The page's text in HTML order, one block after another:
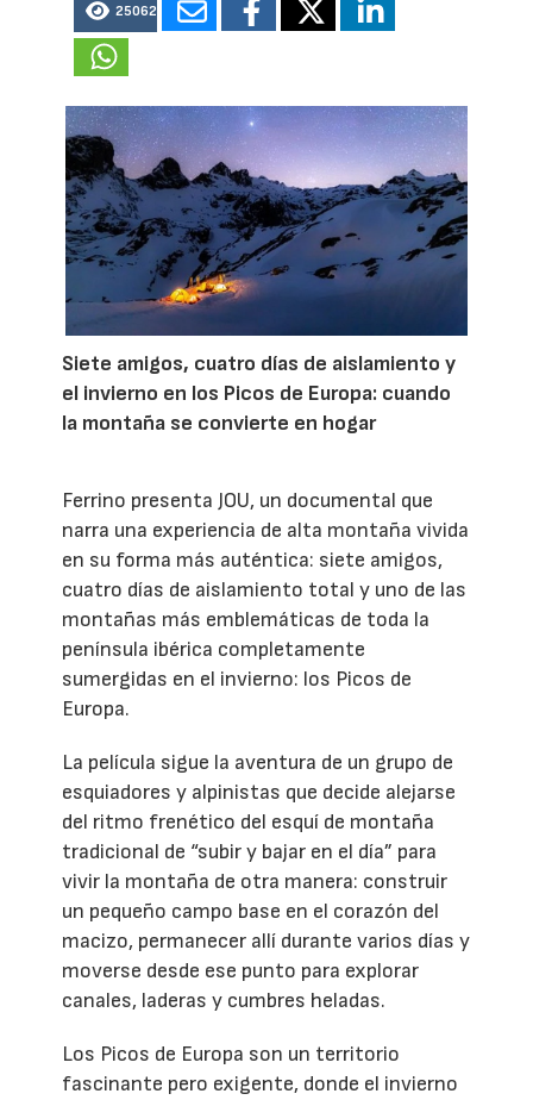
25062
Siete amigos, cuatro días de aislamiento y
el invierno en los Picos de Europa: cuando
la montaña se convierte en hogar
Ferrino presenta JOU, un documental que
narra una experiencia de alta montaña vivida
en su forma más auténtica: siete amigos,
cuatro días de aislamiento total y uno de las
montañas más emblemáticas de toda la
península ibérica completamente
sumergidas en el invierno: los Picos de
Europa.
La película sigue la aventura de un grupo de
esquiadores y alpinistas que decide alejarse
del ritmo frenético del esquí de montaña
tradicional de “subir y bajar en el día” para
vivir la montaña de otra manera: construir
un pequeño campo base en el corazón del
macizo, permanecer allí durante varios días y
moverse desde ese punto para explorar
canales, laderas y cumbres heladas.
Los Picos de Europa son un territorio
fascinante pero exigente, donde el invierno